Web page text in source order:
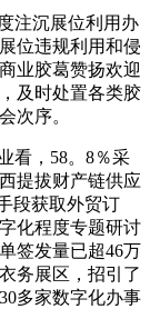
注沉展位利用办
位违规利用和侵
业胶葛赞扬欢迎
及时处置各类胶
次序。
看，58。8％采
提拔财产链供应
段获取外贸订
化程度专题研讨
签发量已超46万
务展区，招引了
多家数字化办事